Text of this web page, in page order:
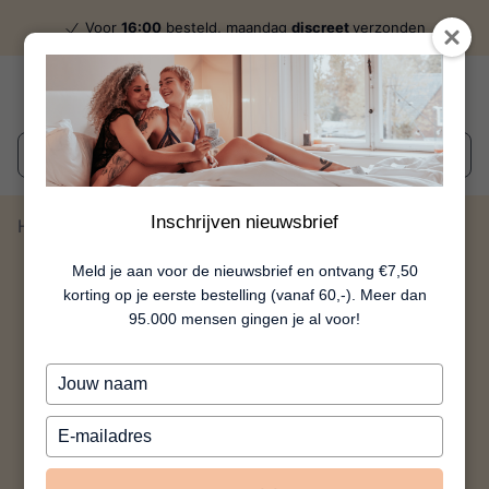
Inschrijven nieuwsbrief
Meld je aan voor de nieuwsbrief en ontvang €7,50
korting op je eerste bestelling (vanaf 60,-). Meer dan
95.000 mensen gingen je al voor!
Typ
je
naam
Typ
je
e-
Voor 16:00 besteld, maandag discreetverzonden
Wat zoek je?
Home